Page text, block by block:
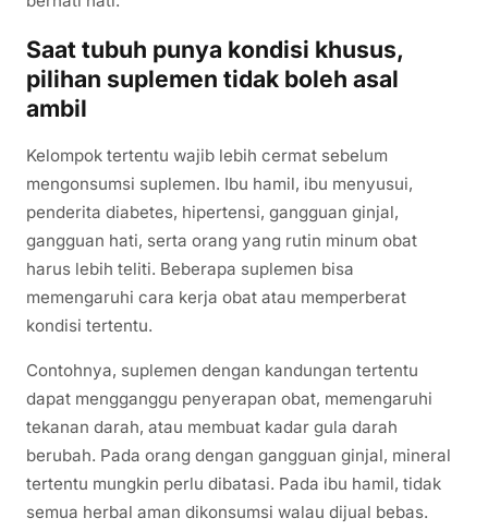
Saat tubuh punya kondisi khusus,
pilihan suplemen tidak boleh asal
ambil
Kelompok tertentu wajib lebih cermat sebelum
mengonsumsi suplemen. Ibu hamil, ibu menyusui,
penderita diabetes, hipertensi, gangguan ginjal,
gangguan hati, serta orang yang rutin minum obat
harus lebih teliti. Beberapa suplemen bisa
memengaruhi cara kerja obat atau memperberat
kondisi tertentu.
Contohnya, suplemen dengan kandungan tertentu
dapat mengganggu penyerapan obat, memengaruhi
tekanan darah, atau membuat kadar gula darah
berubah. Pada orang dengan gangguan ginjal, mineral
tertentu mungkin perlu dibatasi. Pada ibu hamil, tidak
semua herbal aman dikonsumsi walau dijual bebas.